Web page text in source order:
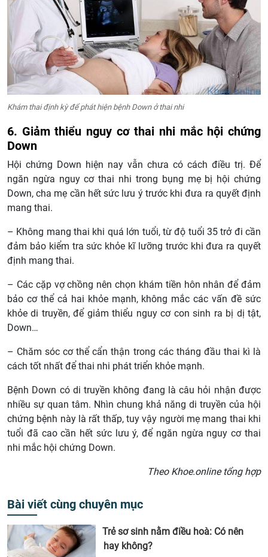
Khám thai định kỳ để phát hiện bệnh Down ở thai nhi
6. Giảm thiểu nguy cơ thai nhi mắc hội chứng
Down
Hội chứng Down hiện nay vẫn chưa có cách điều trị. Để
ngăn ngừa nguy cơ thai nhi trong bụng mẹ bị hội chứng
Down, cha mẹ cần hết sức lưu ý trước khi đưa ra quyết định
mang thai.
– Không mang thai khi quá lớn tuổi, từ độ tuổi 35 trở đi cần
đảm bảo kiểm tra sức khỏe kĩ lưỡng trước khi đưa ra quyết
định mang thai.
– Các cặp vợ chồng nên chọn khám tiền hôn nhân để đảm
bảo cơ thể cả hai khỏe mạnh, không mắc các vấn đề sức
khỏe di truyền, để giảm thiểu nguy cơ con sinh ra bị dị tật,
Down…
– Chăm sóc cơ thể cẩn thận trong các tháng đầu thai kì là
cách tốt nhất để thai nhi phát triển khỏe mạnh.
Bệnh Down có di truyền không đang là câu hỏi nhận được
nhiều sự quan tâm. Nhìn chung khả năng di truyền của hội
chứng bệnh này là rất thấp, tuy vậy người mẹ mang thai khi
tuổi đã cao cần hết sức lưu ý, để ngăn ngừa nguy cơ thai
nhi mắc hội chứng Down.
Theo Khoe.online tổng hợp
Bài viết cùng chuyên mục
Trẻ sơ sinh nằm điều hoà: Có nên
hay không?